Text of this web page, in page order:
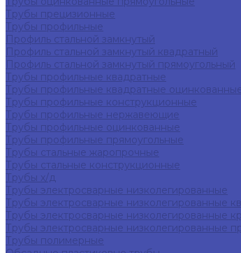
Трубы прецизионные
Трубы профильные
Профиль стальной замкнутый
Профиль стальной замкнутый квадратный
Профиль стальной замкнутый прямоугольный
Трубы профильные квадратные
Трубы профильные квадратные
Трубы профильные конструкционные
Трубы профильные нержавеющие
Трубы профильные оцинкованные
Трубы профильные прямоугольные
Трубы стальные жаропрочные
Трубы стальные конструкционные
Трубы х/д
Трубы электросварные низколегированные
Трубы электросварные низколегированные
Трубы электросварные низколегированные
Трубы электросварные низколегированные
Трубы полимерные